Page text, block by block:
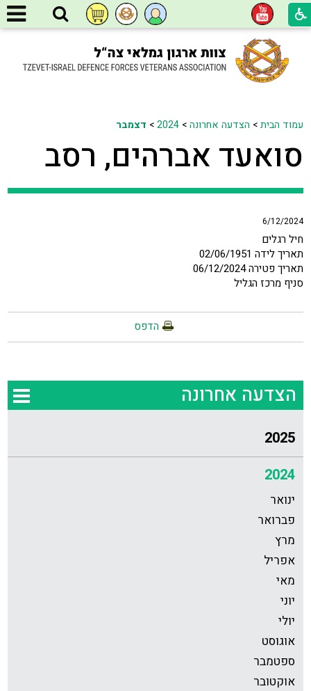
עמוד הבית> הצדעה אחרונה>
2024
> דצמבר
סואעד אברהים, רסב
6/12/2024
חיל רגלים
תאריך לידה 02/06/1951
תאריך פטירה 06/12/2024
סניף מרכז הגליל
הדפס
הצדעה אחרונה
2025
2024
ינואר
פברואר
מרץ
אפריל
מאי
יוני
יולי
אוגוסט
ספטמבר
אוקטובר